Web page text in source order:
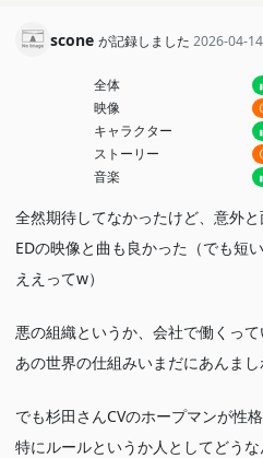
だれるところもあったけど、155ふ
自分は伊之助（CV込み）推しだか
たけど、天ぷらと一緒に落ちたの
て感じでうおおおって走ってただけ
まあ次回が出番だからしゃあない
多分炭治郎が必死に戦ってる間、そ
だぜ〜修行の結果見せるぜ〜って
scone が記録しました 2026-04-14
全体
映像
キャラクター
ストーリー
音楽
全然期待してなかったけど、意外
EDの映像と曲も良かった（でも短
ええってw）
悪の組織というか、会社で働くって
あの世界の仕組みいまだにあんま
でも杉田さんCVのホープマンが性
特にルールというか人としてどう